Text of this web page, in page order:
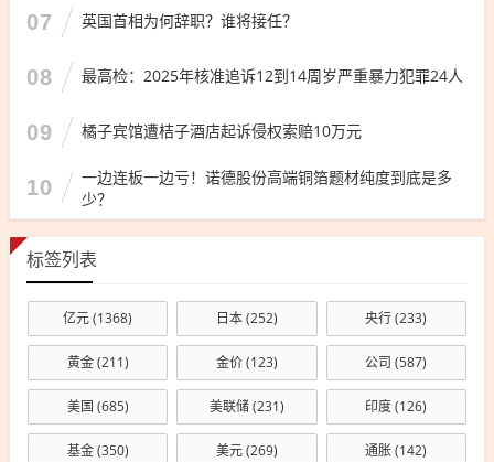
07 英国首相为何辞职？谁将接任？
08 最高检：2025年核准追诉12到14周岁严重暴力犯罪24人
09 橘子宾馆遭桔子酒店起诉侵权索赔10万元
10
一边连板一边亏！诺德股份高端铜箔题材纯度到底是多
少？
标签列表
亿元(1368) 日本(252) 央行(233)
黄金(211) 金价(123) 公司 (587)
美国 (685) 美联储(231) 印度(126)
基金(350) 美元(269) 通胀(142)